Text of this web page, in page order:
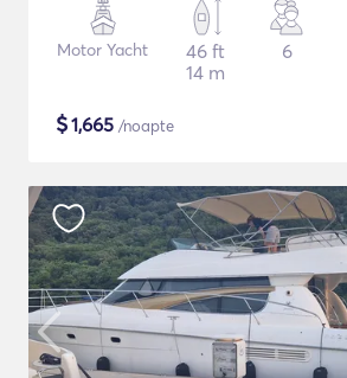
Motor Yacht
46 ft
14 m
6
$1,665 /noapte